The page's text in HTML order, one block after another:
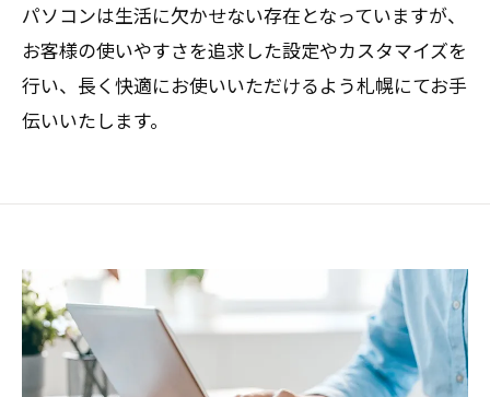
パソコンは生活に欠かせない存在となっていますが、
お客様の使いやすさを追求した設定やカスタマイズを
行い、長く快適にお使いいただけるよう札幌にてお手
伝いいたします。